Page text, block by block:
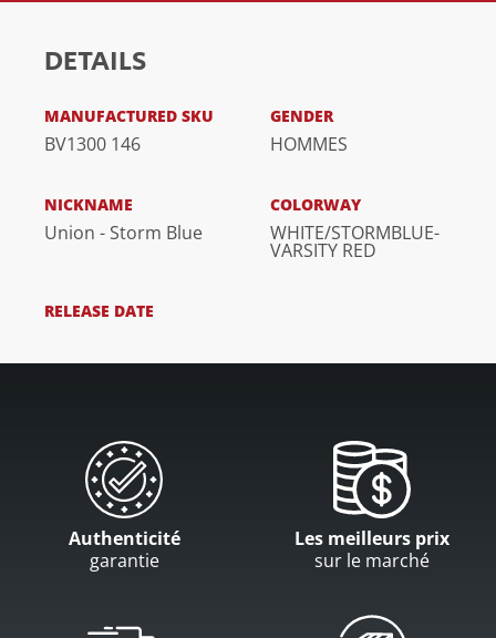
DETAILS
MANUFACTURED SKU
BV1300 146
GENDER
HOMMES
NICKNAME
Union - Storm Blue
COLORWAY
WHITE/STORMBLUE-
VARSITY RED
RELEASE DATE
Authenticité
garantie
Les meilleurs prix
sur le marché